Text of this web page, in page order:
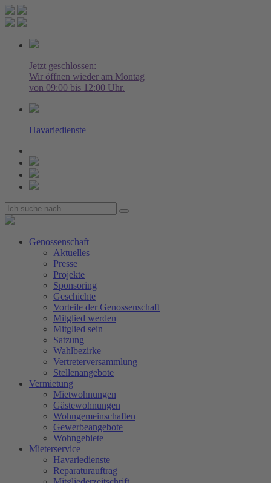
Jetzt geschlossen:
Wir öffnen wieder am Montag
von 09:00 bis 12:00 Uhr.
Havariedienste
Genossenschaft
Aktuelles
Presse
Projekte
Sponsoring
Geschichte
Vorteile der Genossenschaft
Mitglied werden
Mitglied sein
Satzung
Wahlbezirke
Vertreterversammlung
Stellenangebote
Vermietung
Mietwohnungen
Gästewohnungen
Wohngemeinschaften
Gewerbeangebote
Wohngebiete
Mieterservice
Havariedienste
Reparaturauftrag